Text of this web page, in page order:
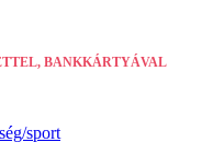
BANKKÁRTYÁVAL
sport